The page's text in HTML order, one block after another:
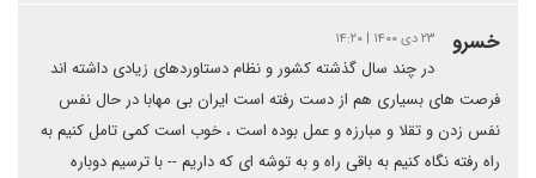
خسرو ۲۳ دی ۱۴۰۰ | ۱۴:۲۰
در چند سال گذشته کشور و نظام دستاوردهای زیادی داشته اند
فرصت های بسیاری هم از دست رفته است ایران بی مهابا در حال نفس
نفس زدن و تقلا و مبارزه و عمل بوده است ، خوب است کمی تامل کنیم به
راه رفته نگاه کنیم به باقی راه و به توشه ای که داریم -- با ترسیم دوباره